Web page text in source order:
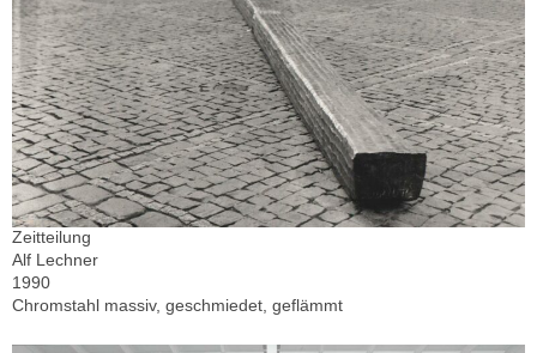
Zeitteilung
Alf Lechner
1990
Chromstahl massiv, geschmiedet, geflämmt